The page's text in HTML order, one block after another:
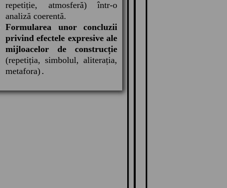
repetiție, atmosferă) într-o
analiză coerentă.
Formularea unor concluzii
privind efectele expresive ale
mijloacelor de construcție
(repetiția, simbolul, aliterația,
metafora) .